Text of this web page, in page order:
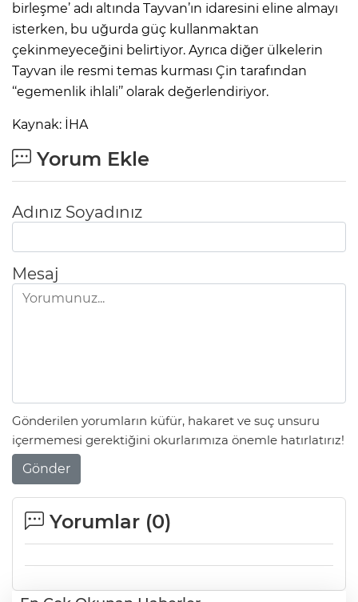
birleşme’ adı altında Tayvan’ın idaresini eline almayı
isterken, bu uğurda güç kullanmaktan
çekinmeyeceğini belirtiyor. Ayrıca diğer ülkelerin
Tayvan ile resmi temas kurması Çin tarafından
‘‘egemenlik ihlali’’ olarak değerlendiriyor.
Kaynak: İHA
Yorum Ekle
Adınız Soyadınız
Mesaj
Gönderilen yorumların küfür, hakaret ve suç unsuru
içermemesi gerektiğini okurlarımıza önemle hatırlatırız!
Gönder
Yorumlar (0)